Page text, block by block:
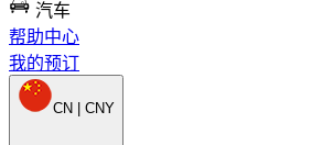
汽车
帮助中心
我的预订
CN | CNY